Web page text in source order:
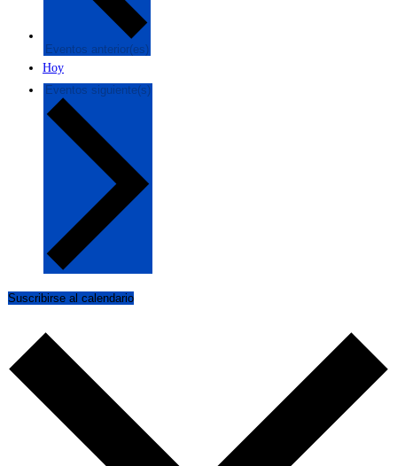
Eventos anterior(es)
Hoy
Eventos siguiente(s)
Suscribirse al calendario